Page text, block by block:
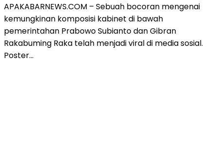
APAKABARNEWS.COM – Sebuah bocoran mengenai
kemungkinan komposisi kabinet di bawah
pemerintahan Prabowo Subianto dan Gibran
Rakabuming Raka telah menjadi viral di media sosial.
Poster…